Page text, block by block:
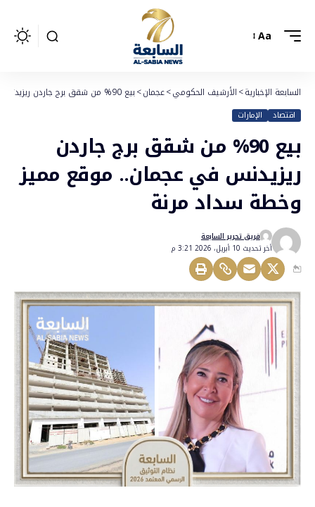
Aa
السابعة الإخبارية>الأرشيف الحكومي>عجمان>بيع 90% من شقق برج جاردن ريزيدنس في عجمان.. موقع مميز وخطة سداد مرنة
اقتصاد الإمارات
بيع 90% من شقق برج جاردن
ريزيدنس في عجمان.. موقع مميز
وخطة سداد مرنة
أخر تحديث 10 أبريل، 2026 3:21 م
فريق تحرير السابعة